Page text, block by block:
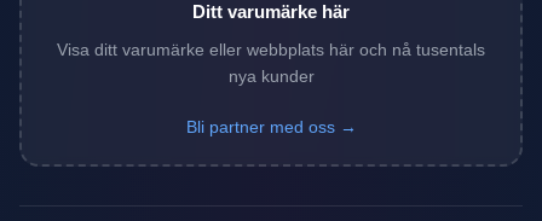
Ditt varumärke här
Visa ditt varumärke eller webbplats här och nå tusentals
nya kunder
Bli partner med oss →